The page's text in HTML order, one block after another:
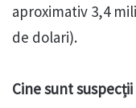
aproximativ 3,4
de dolari).
Cine sunt